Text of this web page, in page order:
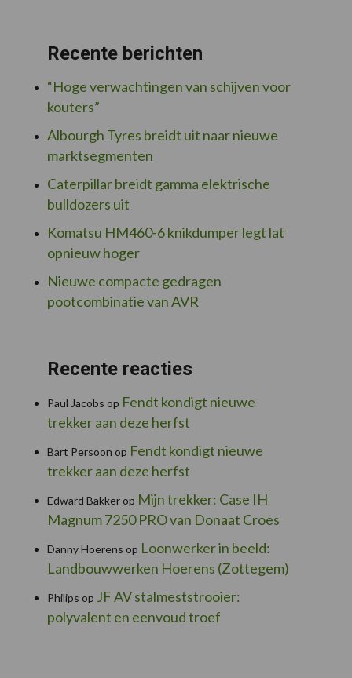
Recente berichten
“Hoge verwachtingen van schijven voor
kouters”
Albourgh Tyres breidt uit naar nieuwe
marktsegmenten
Caterpillar breidt gamma elektrische
bulldozers uit
Komatsu HM460-6 knikdumper legt lat
opnieuw hoger
Nieuwe compacte gedragen
pootcombinatie van AVR
Recente reacties
Paul Jacobs op Fendt kondigt nieuwe
trekker aan deze herfst
Bart Persoon op Fendt kondigt nieuwe
trekker aan deze herfst
Edward Bakkerop Mijn trekker: Case IH
Magnum 7250 PRO van Donaat Croes
Danny Hoerens op Loonwerker in beeld:
Landbouwwerken Hoerens (Zottegem)
Philips op JF AV stalmeststrooier:
polyvalent en eenvoud troef